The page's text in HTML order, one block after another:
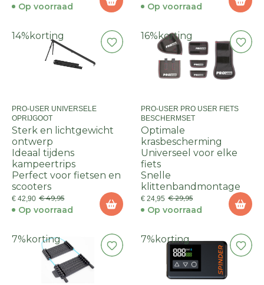
Op voorraad Op voorraad
14% korting
PRO-USER UNIVERSELE
OPRIJGOOT
Sterk en lichtgewicht
ontwerp
Ideaal tijdens
kampeertrips
Perfect voor fietsen en
scooters
€ 42,90 € 49,95
Op voorraad
16% korting
PRO-USER PRO USER FIETS
BESCHERMSET
Optimale
krasbescherming
Universeel voor elke
fiets
Snelle
klittenbandmontage
€ 24,95 € 29,95
Op voorraad
7% korting 7% korting